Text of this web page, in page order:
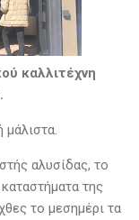
καλλιτέχνη
μάλιστα.
αλυσίδας, το
της
το μεσημέρι τα